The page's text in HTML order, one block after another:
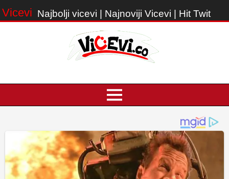
Vicevi Najbolji vicevi | Najnoviji Vicevi | Hit Twit